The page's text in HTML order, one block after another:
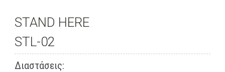
STAND HERE
STL-02
Διαστάσεις: